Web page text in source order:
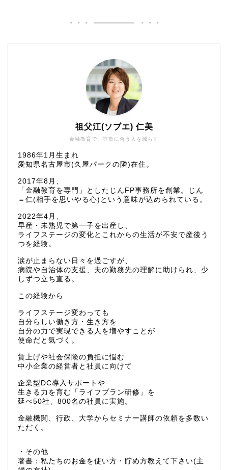
金融教育で、詐欺に合う人を減らす
祖父江(ソブエ) 仁美
1986年1月生まれ
愛知県名古屋市(久屋パークの隣)在住。
2017年8月、
「金融教育を専門」としたじんFP事務所を創業。じん
＝仁(相手を思いやる心)という意味が込められている。
2022年4月、
早産・未熟児で第一子を出産し、
ライフステージの変化とこれからの生活が不安で産後う
つを経験。
涙が止まらない日々を過ごすが、
病院や自治体の支援、夫の勤務先の理解に助けられ、少
しずつ立ち直る。
この経験から
ライフステージ変わっても
自分らしい働き方・生き方を
自分の力で実現できる人を増やすことが
使命だと気づく。
賃上げや社会保険の負担に悩む
中小企業の経営者と社員に向けて
企業型DC導入サポートや
生きる力を育む「ライフプラン研修」を
延べ50社、800名の社員に実施。
金融機関、行政、大学からセミナー講師の依頼を多数い
ただく。
・その他
著書：私たちのお金を使い方・貯め方教えて下さい(主